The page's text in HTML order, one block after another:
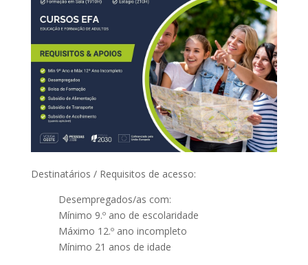
Destinatários / Requisitos de acesso:
Desempregados/as com:
Mínimo 9.º ano de escolaridade
Máximo 12.º ano incompleto
Mínimo 21 anos de idade